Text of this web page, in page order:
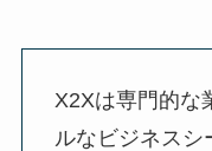
X2Xは専門的な
ルなビジネス